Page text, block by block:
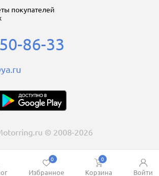
Избранное
0
Корзина
0
Войти
покупателей
86-33
© 2008-2026